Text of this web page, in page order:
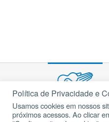
cancaonova.com©
Todos os direitos
Política de Privacidade e
Usamos cookies em nossos
próximos acessos. Ao clicar